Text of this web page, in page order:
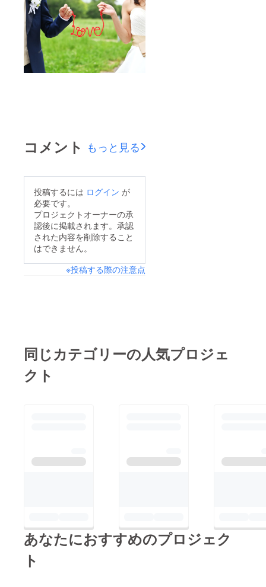
コメント もっと見る
投稿するには ログイン が
必要です。
プロジェクトオーナーの承
認後に掲載されます。承認
された内容を削除すること
はできません。
※投稿する際の注意点
同じカテゴリーの人気プロジェ
クト
あなたにおすすめのプロジェク
ト